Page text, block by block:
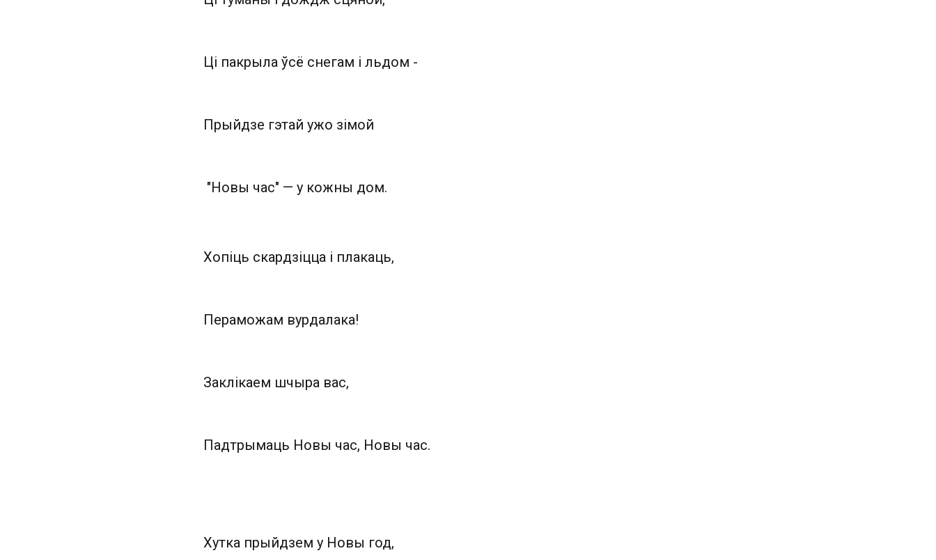
Ці пакрыла ўсё снегам і льдом -
Прыйдзе гэтай ужо зімой
"Новы час" — у кожны дом.
Хопіць скардзіцца і плакаць,
Пераможам вурдалака!
Заклікаем шчыра вас,
Падтрымаць Новы час, Новы час.
Хутка прыйдзем у Новы год,